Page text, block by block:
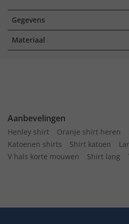
Gegevens
Materiaal
Aanbevelingen
Henley shirt Oranje shirt heren
Katoenen shirts
Shirt katoen
V hals korte mouwen
Shirt lang